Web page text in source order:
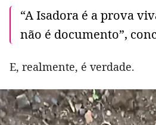
“A Isadora é a prova
não é documento”,
E, realmente, é verdade.